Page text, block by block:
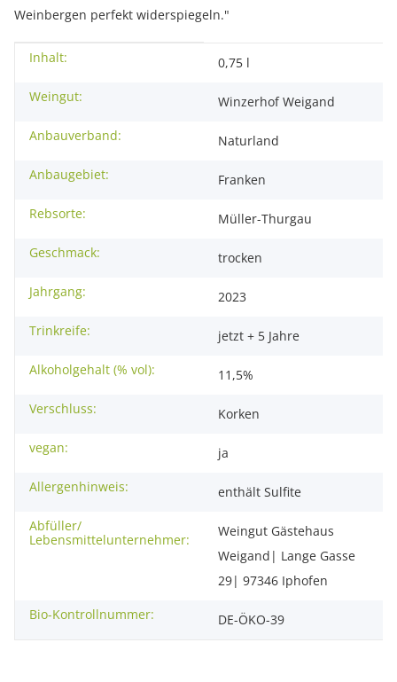
Weinbergen perfekt widerspiegeln."
Produkteigenschaft
Wert
Inhalt:
0,75 l
Weingut:
Winzerhof Weigand
Anbauverband:
Naturland
Anbaugebiet:
Franken
Rebsorte:
Müller-Thurgau
Geschmack:
trocken
Jahrgang:
2023
Trinkreife:
jetzt + 5 Jahre
Alkoholgehalt (% vol):
11,5%
Verschluss:
Korken
vegan:
ja
Allergenhinweis:
enthält Sulfite
Abfüller/
Lebensmittelunternehmer:
Weingut Gästehaus
Weigand| Lange Gasse
29| 97346 Iphofen
Bio-Kontrollnummer:
DE-ÖKO-39